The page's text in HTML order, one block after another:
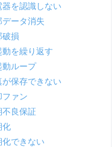
器を認識しない
データ消失
破損
動を繰り返す
動ループ
が保存できない
ファン
不良保証
化
化できない